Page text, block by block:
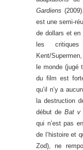
Gardiens (2009).
est une semi-
de dollars et en
les
Kent/
le monde (jugé
du film est
qu’il n’y a
la destruction
début deBat v
qui n’est pas
de l’histoire et
Zod), ne